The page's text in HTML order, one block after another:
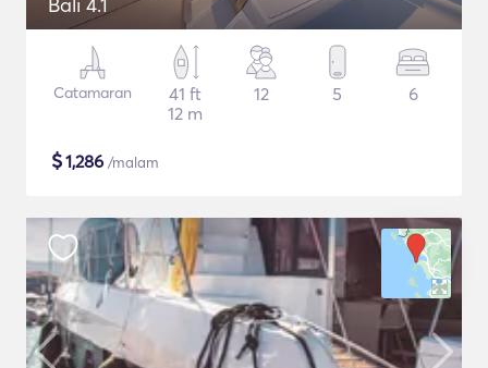
Catamaran
41 ft
12 m
12 5 6
$1,286 /malam